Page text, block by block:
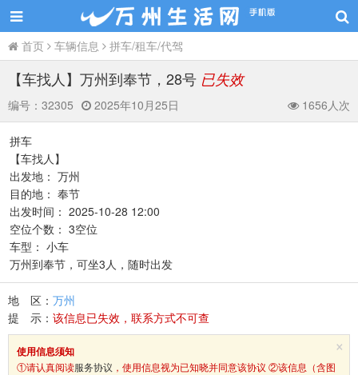
首页 车辆信息 拼车/租车/代驾
【车找人】万州到奉节，28号 已失效
编号： 32305 2025年10月25日 1656人次
拼车
【车找人】
出发地： 万州
目的地： 奉节
出发时间： 2025-10-28 12:00
空位个数： 3空位
车型： 小车
万州到奉节，可坐3人，随时出发
地 区： 万州
提 示： 该信息已失效，联系方式不可查
×
使用信息须知
①请认真阅读服务协议 ，使用信息视为已知晓并同意该协议 ②该信息（含图